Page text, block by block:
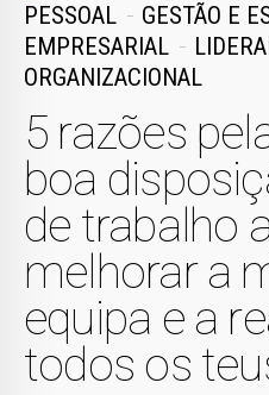
PESSOAL
GESTÃO E
EMPRESARIAL
ORGANIZACIONAL
5 razões
boa
de trabalho
melhorar a
equipa e a
todos os